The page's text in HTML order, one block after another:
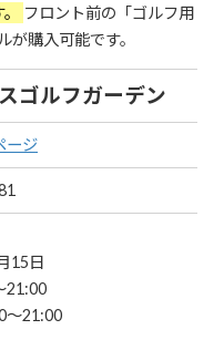
フロント前の「ゴルフ用
購入可能です。
ゴルフガーデン
ージ
15日
21:00
～21:00